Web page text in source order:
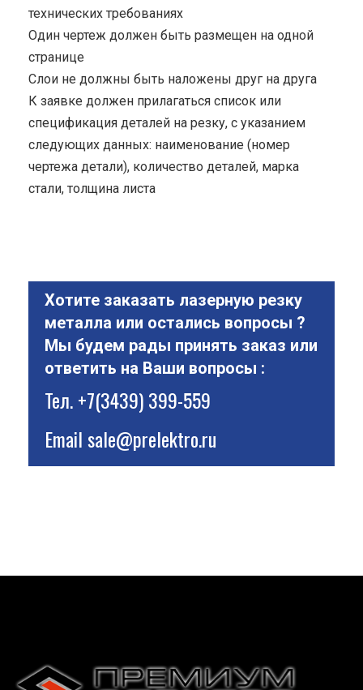
технических требованиях
Один чертеж должен быть размещен на одной
странице
Cлои не должны быть наложены друг на друга
К заявке должен прилагаться список или
спецификация деталей на резку, с указанием
следующих данных: наименование (номер
чертежа детали), количество деталей, марка
стали, толщина листа
Хотите заказать лазерную резку
металла или остались вопросы ?
Мы будем рады принять заказ или
ответить на Ваши вопросы :
Тел.+7(3439) 399-559
Emailsale@prelektro.ru